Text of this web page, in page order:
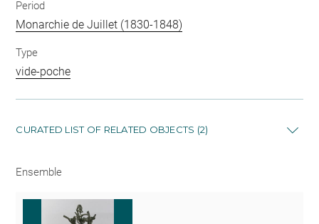
Period
Monarchie de Juillet (1830-1848)
Type
vide-poche
CURATED LIST OF RELATED OBJECTS (2)
Ensemble